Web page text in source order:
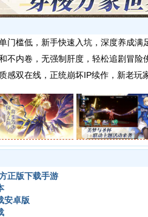
槛低，新手快速入坑，深度养成满
内卷，无强制肝度，轻松追剧冒险
双在线，正统崩坏IP续作，新老玩家
正版下载手游
安卓版